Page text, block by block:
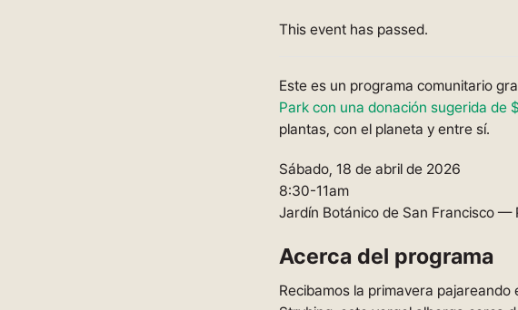
This event has passed.
Este es un programa comunitario
Park con una donación sugerida de
plantas, con el planeta y entre sí.
Sábado, 18 de abril de 2026
8:30-11am
Jardín Botánico de San Francisco —
Acerca del programa
Recibamos la primavera